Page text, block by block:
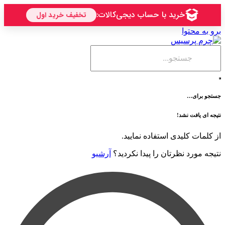
نشد!
کلیدی استفاده نمایید.
نظرتان را پیدا نکردید؟ آرشیو